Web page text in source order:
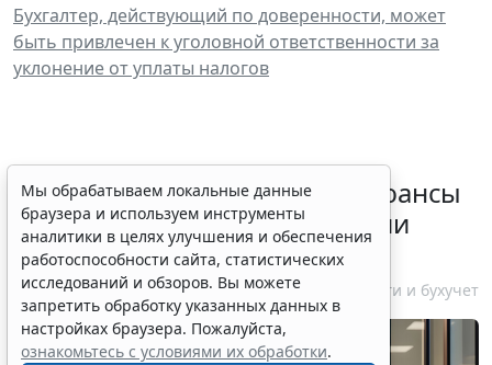
Бухгалтер, действующий по доверенности, может
быть привлечен к уголовной ответственности за
уклонение от уплаты налогов
Резидентам РФ указали на нюансы
информирования об открытии
счетов за границей
6 августа 2026 18:27 Налоги и бухучет
Мы обрабатываем локальные данные
браузера и используем инструменты
аналитики в целях улучшения и обеспечения
работоспособности сайта, статистических
исследований и обзоров. Вы можете
запретить обработку указанных данных в
настройках браузера. Пожалуйста,
ознакомьтесь с условиями их обработки.